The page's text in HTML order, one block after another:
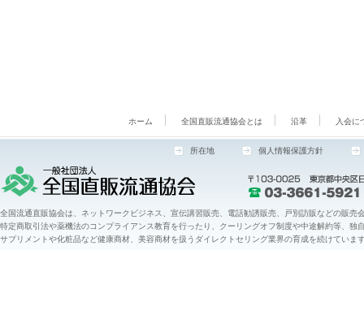
ホーム 全国直販流通協会とは 沿革 入会に
所在地 個人情報保護方針
全国流通直販協会は、ネットワークビジネス、宣伝講習販売、電話勧誘販売、戸別訪販などの販売
特定商取引法や薬機法のコンプライアンス教育を行ったり、クーリングオフ制度や中途解約等、
サプリメントや化粧品など健康商材、美容商材を扱うダイレクトセリング業界の育成を続けていま